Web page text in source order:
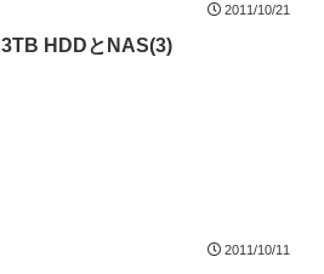
2011/10/21
3TB HDDとNAS(3)
2011/10/11